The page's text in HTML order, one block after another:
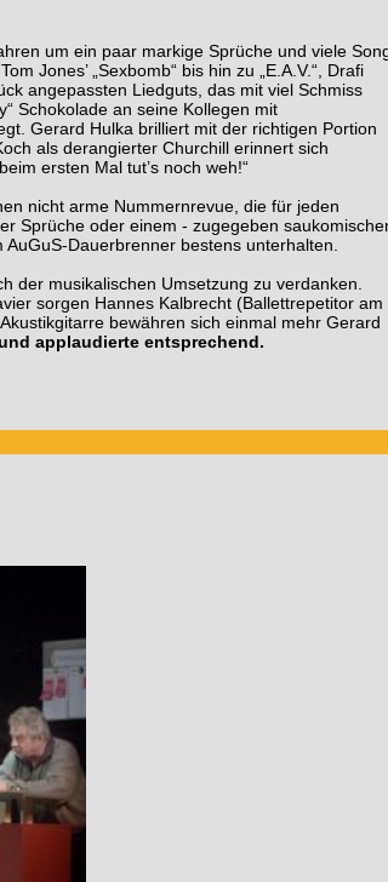
um ein paar markige Sprüche und viele
Jones’ „Sexbomb“ bis hin zu „E.A.V.“, Drafi
angepassten Liedguts, das mit viel Schmiss
Schokolade an seine Kollegen mit
Gerard Hulka brilliert mit der richtigen Portion
als derangierter Churchill erinnert sich
ersten Mal tut’s noch weh!“
nicht arme Nummernrevue, die für jeden
Sprüche oder einem - zugegeben
Dauerbrenner bestens unterhalten.
der musikalischen Umsetzung zu verdanken.
sorgen Hannes Kalbrecht (Ballettrepetitor am
bewähren sich einmal mehr Gerard
applaudierte entsprechend.